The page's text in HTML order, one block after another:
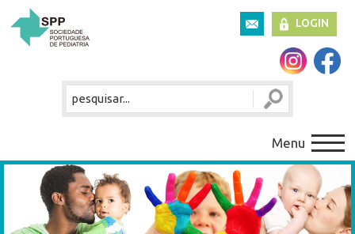
LOGIN
Menu